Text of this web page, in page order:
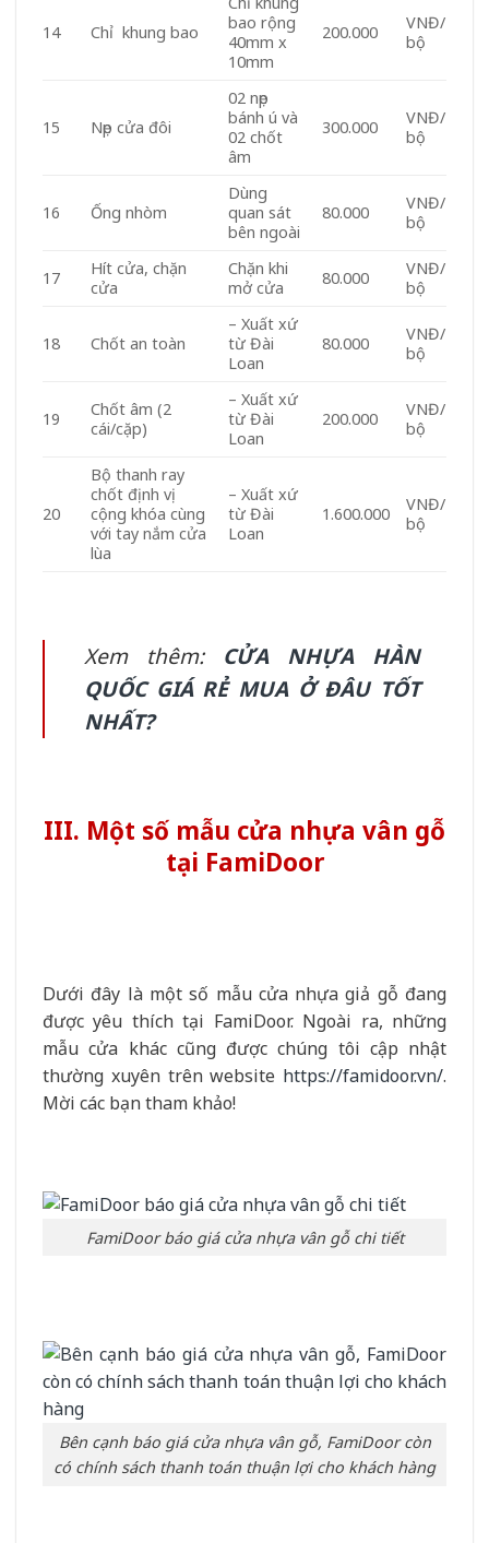
14 Chỉ khung bao
bao rộng
40mm x
10mm
200.000
VNĐ/
bộ
15 Nẹp cửa đôi
02 nẹp
bánh ú và
02 chốt
âm
300.000
VNĐ/
bộ
16 Ống nhòm
Dùng
quan sát
bên ngoài
80.000
VNĐ/
bộ
17
Hít cửa, chặn
cửa
Chặn khi
mở cửa
80.000
VNĐ/
bộ
18 Chốt an toàn
– Xuất xứ
từ Đài
Loan
80.000
VNĐ/
bộ
19
Chốt âm (2
cái/cặp)
– Xuất xứ
từ Đài
Loan
200.000
VNĐ/
bộ
20
Bộ thanh ray
chốt định vị
cộng khóa cùng
với tay nắm cửa
lùa
– Xuất xứ
từ Đài
Loan
1.600.000
VNĐ/
bộ
Xem thêm: CỬA NHỰA HÀN
QUỐC GIÁ RẺ MUA Ở ĐÂU TỐT
NHẤT?
III. Một số mẫu cửa nhựa vân gỗ
tại FamiDoor
Dưới đây là một số mẫu cửa nhựa giả gỗ đang
được yêu thích tại FamiDoor. Ngoài ra, những
mẫu cửa khác cũng được chúng tôi cập nhật
thường xuyên trên website https://famidoor.vn/.
Mời các bạn tham khảo!
FamiDoor báo giá cửa nhựa vân gỗ chi tiết
Bên cạnh báo giá cửa nhựa vân gỗ, FamiDoor còn
có chính sách thanh toán thuận lợi cho khách hàng